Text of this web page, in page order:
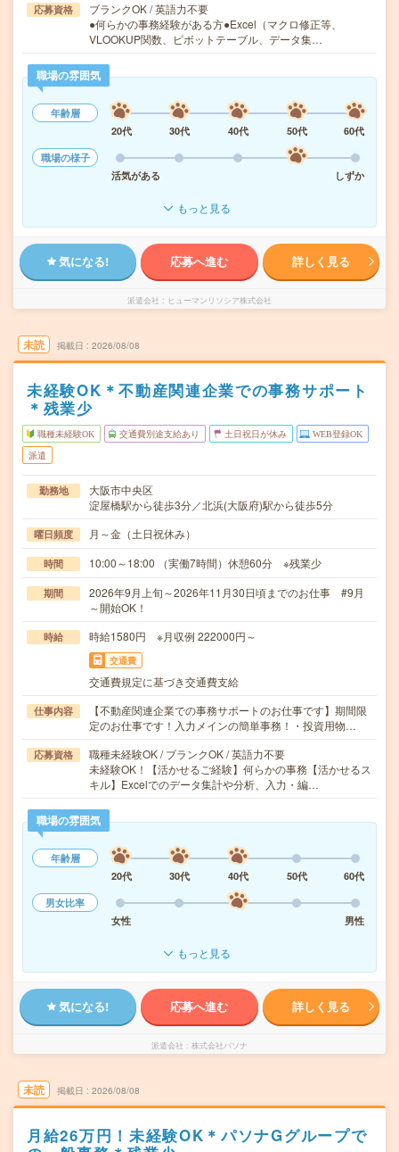
応募資格
ブランクOK / 英語力不要
●何らかの事務経験がある方●Excel（マクロ修正等、
VLOOKUP関数、ピボットテーブル、データ集…
職場の雰囲気
年齢層
20代
30代 40代 50代
60代
職場の様子
活気がある
しずか
もっと見る
気になる! 応募へ進む 詳しく見る
派遣会社 ヒューマンリソシア株式会社
未読 掲載日 2026/08/08
未経験OK＊不動産関連企業での事務サポート
＊残業少
職種未経験OK 交通費別途支給あり 土日祝日が休み WEB登録OK
派遣
勤務地
大阪市中央区
淀屋橋駅から徒歩3分／北浜(大阪府)駅から徒歩5分
曜日頻度 月～金（土日祝休み）
時間 10:00～18:00 （実働7時間）休憩60分 ※残業少
期間
2026年9月上旬～2026年11月30日頃までのお仕事 #9月
～開始OK！
時給 時給1580円 ※月収例 222000円～
交通費
交通費規定に基づき交通費支給
仕事内容
【不動産関連企業での事務サポートのお仕事です】期間限
定のお仕事です！入力メインの簡単事務！・投資用物…
応募資格
職種未経験OK / ブランクOK / 英語力不要
未経験OK！【活かせるご経験】何らかの事務【活かせるス
キル】Excelでのデータ集計や分析、入力・編…
職場の雰囲気
年齢層
20代
30代 40代 50代
60代
男女比率
女性
男性
もっと見る
気になる! 応募へ進む 詳しく見る
派遣会社 株式会社パソナ
未読 掲載日 2026/08/08
月給26万円！未経験OK＊パソナGグループで